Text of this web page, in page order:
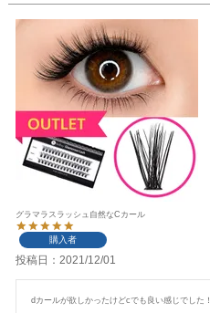
グラマラスラッシュ自然なCカール
購入者
投稿日 2021/12/01
dカールが欲しかったけどcでも良い感じでした！